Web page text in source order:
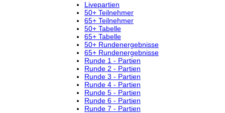
Livepartien
50+ Teilnehmer
65+ Teilnehmer
50+ Tabelle
65+ Tabelle
50+ Rundenergebnisse
65+ Rundenergebnisse
Runde 1 - Partien
Runde 2 - Partien
Runde 3 - Partien
Runde 4 - Partien
Runde 5 - Partien
Runde 6 - Partien
Runde 7 - Partien